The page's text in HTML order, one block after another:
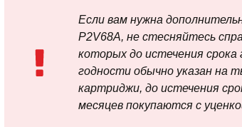
Если вам нужна
P2V68A, не стесняйтесь
которых до истечения
годности обычно указан на
картриджи, до истечения
месяцев покупаются с